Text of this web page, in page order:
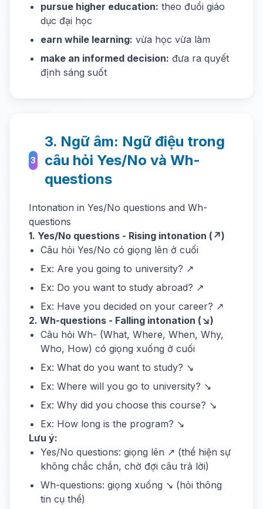
pursue higher education: theo đuổi giáo
dục đại học
earn while learning: vừa học vừa làm
make an informed decision: đưa ra quyết
định sáng suốt
3
3. Ngữ âm: Ngữ điệu trong
câu hỏi Yes/No và Wh-
questions
Intonation in Yes/No questions and Wh-
questions
1. Yes/No questions - Rising intonation (↗)
Câu hỏi Yes/No có giọng lên ở cuối
Ex: Are you going to university? ↗
Ex: Do you want to study abroad? ↗
Ex: Have you decided on your career? ↗
2. Wh-questions - Falling intonation (↘)
Câu hỏi Wh- (What, Where, When, Why,
Who, How) có giọng xuống ở cuối
Ex: What do you want to study? ↘
Ex: Where will you go to university? ↘
Ex: Why did you choose this course? ↘
Ex: How long is the program? ↘
Lưu ý:
Yes/No questions: giọng lên ↗ (thể hiện sự
không chắc chắn, chờ đợi câu trả lời)
Wh-questions: giọng xuống ↘ (hỏi thông
tin cụ thể)